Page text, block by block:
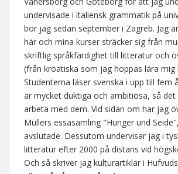
undervisade i italiensk grammatik på
bor jag sedan september i Zagreb. Jag
här och mina kurser sträcker sig från
skriftlig språkfärdighet till litteratur och
(från kroatiska som jag hoppas lära mig
Studenterna läser svenska i upp till fem
är mycket duktiga och ambitiösa, så
arbeta med dem. Vid sidan om har jag
Müllers essäsamling "Hunger und
avslutade. Dessutom undervisar jag i
litteratur efter 2000 på distans vid
Och så skriver jag kulturartiklar i